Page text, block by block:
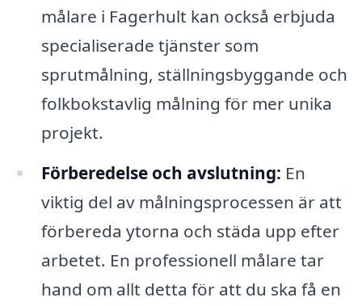
målare i Fagerhult kan också erbjuda
specialiserade tjänster som
sprutmålning, ställningsbyggande och
folkbokstavlig målning för mer unika
projekt.
Förberedelse och avslutning: En
viktig del av målningsprocessen är att
förbereda ytorna och städa upp efter
arbetet. En professionell målare tar
hand om allt detta för att du ska få en